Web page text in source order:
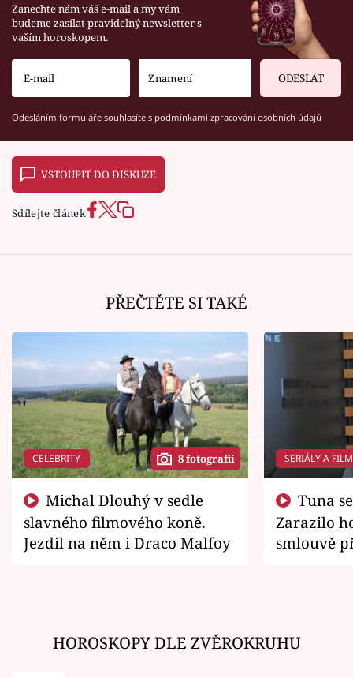
Zanechte nám váš e-mail a my vám
budeme zasílat pravidelný newsletter s
vaším horoskopem.
ODESLAT
Odesláním formuláře souhlasíte s podmínkami zpracování osobních údajů
VSTOUPIT DO DISKUZE
Sdílejte článek
PŘEČTĚTE SI TAKÉ
CELEBRITY 8 fotografií
slavného filmového koně.
Jezdil na něm i Draco Malfoy
SERIÁLY A
Zarazilo
smlouvě
HOROSKOPY DLE ZVĚROKRUHU